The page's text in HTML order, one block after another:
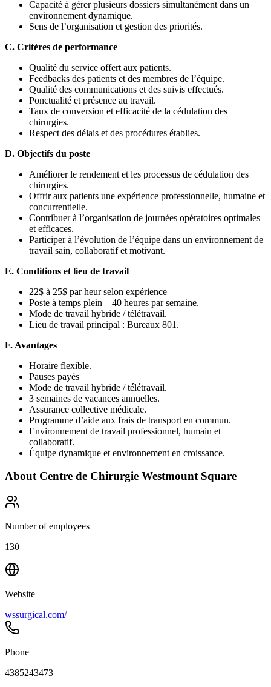
Capacité à gérer plusieurs dossiers simultanément dans un
environnement dynamique.
Sens de l’organisation et gestion des priorités.
C. Critères de performance
Qualité du service offert aux patients.
Feedbacks des patients et des membres de l’équipe.
Qualité des communications et des suivis effectués.
Ponctualité et présence au travail.
Taux de conversion et efficacité de la cédulation des
chirurgies.
Respect des délais et des procédures établies.
D. Objectifs du poste
Améliorer le rendement et les processus de cédulation des
chirurgies.
Offrir aux patients une expérience professionnelle, humaine et
concurrentielle.
Contribuer à l’organisation de journées opératoires optimales
et efficaces.
Participer à l’évolution de l’équipe dans un environnement de
travail sain, collaboratif et motivant.
E. Conditions et lieu de travail
22$ à 25$ par heur selon expérience
Poste à temps plein – 40 heures par semaine.
Mode de travail hybride / télétravail.
Lieu de travail principal : Bureaux 801.
F. Avantages
Horaire flexible.
Pauses payés
Mode de travail hybride / télétravail.
3 semaines de vacances annuelles.
Assurance collective médicale.
Programme d’aide aux frais de transport en commun.
Environnement de travail professionnel, humain et
collaboratif.
Équipe dynamique et environnement en croissance.
About Centre de Chirurgie Westmount Square
Number of employees
130
Website
wssurgical.com/
Phone
4385243473